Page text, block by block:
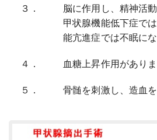
３．
脳に作用し、精神活
甲状腺機能低下症で
能亢進症では不眠にな
４．
血糖上昇作用がありま
５．
骨髄を刺激し、造血